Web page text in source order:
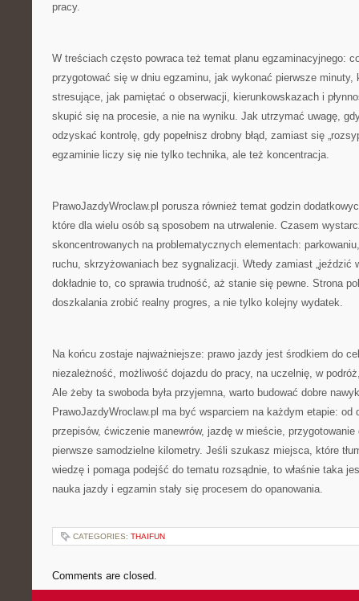
pracy.
W treściach często powraca też temat planu egzaminacyjnego:
przygotować się w dniu egzaminu, jak wykonać pierwsze minuty,
stresujące, jak pamiętać o obserwacji, kierunkowskazach i
skupić się na procesie, a nie na wyniku. Jak utrzymać uwagę,
odzyskać kontrolę, gdy popełnisz drobny błąd, zamiast się
egzaminie liczy się nie tylko technika, ale też koncentracja.
PrawoJazdyWroclaw.pl porusza również temat godzin
które dla wielu osób są sposobem na utrwalenie. Czasem
skoncentrowanych na problematycznych elementach:
ruchu, skrzyżowaniach bez sygnalizacji. Wtedy zamiast „jeździć
dokładnie to, co sprawia trudność, aż stanie się pewne. Strona
doszkalania zrobić realny progres, a nie tylko kolejny wydatek.
Na końcu zostaje najważniejsze: prawo jazdy jest środkiem do
niezależność, możliwość dojazdu do pracy, na uczelnię, w
Ale żeby ta swoboda była przyjemna, warto budować dobre
PrawoJazdyWroclaw.pl ma być wsparciem na każdym etapie:
przepisów, ćwiczenie manewrów, jazdę w mieście,
pierwsze samodzielne kilometry. Jeśli szukasz miejsca, które
wiedzę i pomaga podejść do tematu rozsądnie, to właśnie taka
nauka jazdy i egzamin stały się procesem do opanowania.
CATEGORIES: THAIFUN
Comments are closed.